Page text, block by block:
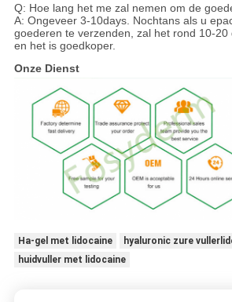
Q: Hoe lang het me zal nemen om de
A: Ongeveer 3-10days. Nochtans als u
goederen te verzenden, zal het rond 10-20
en het is goedkoper.
Onze Dienst
Ha-gel met lidocaine
hyaluronic zure
huidvuller met lidocaine